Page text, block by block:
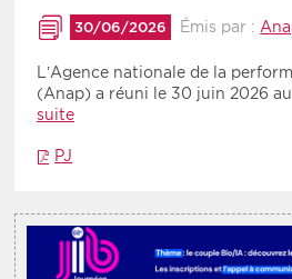
Choisir une zone
30/06/2026 Émis par :
L’Agence nationale de la
(Anap) a réuni le 30 juin 2026
suite
PJ